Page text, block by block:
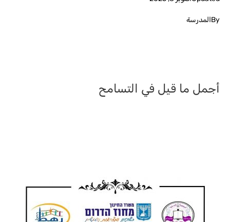
Byالمدرسة
أجمل ما قيل في التسامح